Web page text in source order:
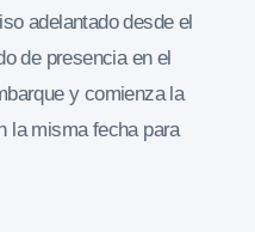
adelantado desde el
de presencia en el
y comienza la
la misma fecha para